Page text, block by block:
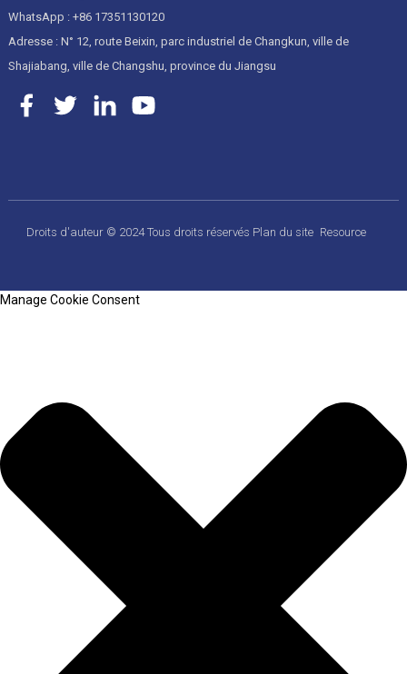
WhatsApp : +86 17351130120
Adresse : N° 12, route Beixin, parc industriel de Changkun, ville de
Shajiabang, ville de Changshu, province du Jiangsu
Droits d'auteur © 2024 Tous droits réservés Plan du site Resource
Manage Cookie Consent